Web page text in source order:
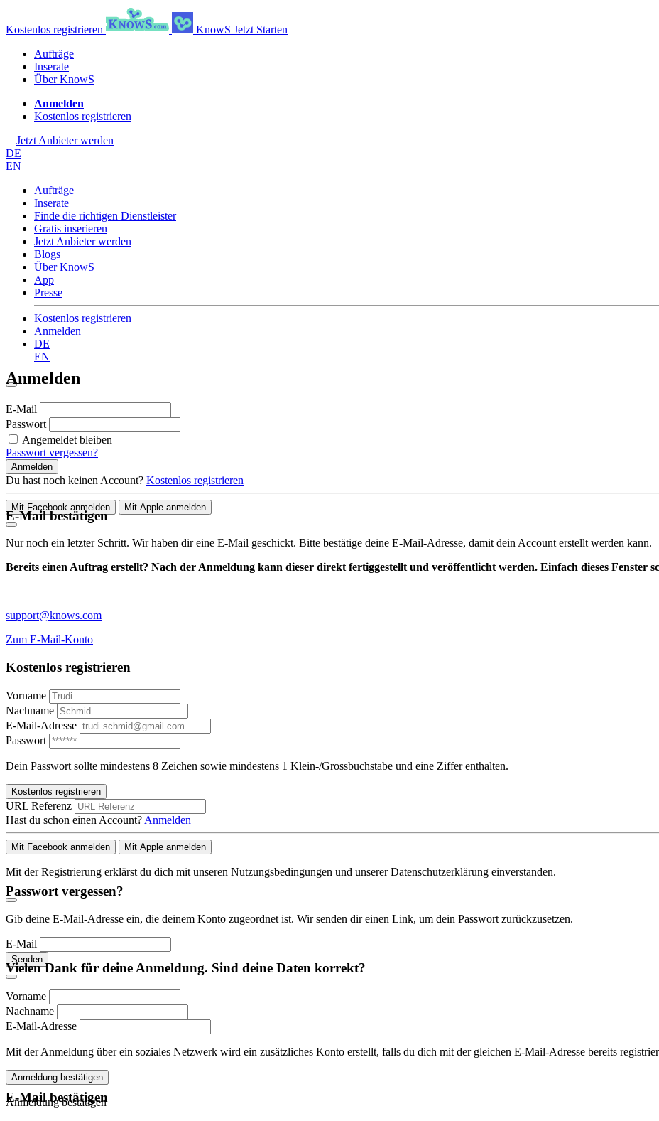
Kostenlos registrieren KnowS Jetzt Starten
Aufträge
Inserate
Über KnowS
Anmelden
Kostenlos registrieren
Jetzt Anbieter werden
DE
EN
Aufträge
Inserate
Finde die richtigen Dienstleister
Gratis inserieren
Jetzt Anbieter werden
Blogs
Über KnowS
App
Presse
Kostenlos registrieren
Anmelden
DE
EN
Anmelden
E-Mail
Passwort
Angemeldet bleiben
Passwort vergessen?
Anmelden
Du hast noch keinen Account? Kostenlos registrieren
Mit Facebook anmelden Mit Apple anmelden
E-Mail bestätigen
Nur noch ein letzter Schritt. Wir haben dir eine E-Mail geschickt. Bitte bestätige deine E-Mail-Adresse, damit dein Account erstellt werden kann.
Bereits einen Auftrag erstellt? Nach der Anmeldung kann dieser direkt fertiggestellt und veröffentlicht werden. Einfach dieses Fenster
support@knows.com
Zum E-Mail-Konto
Kostenlos registrieren
Vorname
Nachname
E-Mail-Adresse
Passwort
Dein Passwort sollte mindestens 8 Zeichen sowie mindestens 1 Klein-/Grossbuchstabe und eine Ziffer enthalten.
Kostenlos registrieren
URL Referenz
Hast du schon einen Account? Anmelden
Mit Facebook anmelden Mit Apple anmelden
Mit der Registrierung erklärst du dich mit unseren Nutzungsbedingungen und unserer Datenschutzerklärung einverstanden.
Passwort vergessen?
Gib deine E-Mail-Adresse ein, die deinem Konto zugeordnet ist. Wir senden dir einen Link, um dein Passwort zurückzusetzen.
E-Mail
Senden
Vielen Dank für deine Anmeldung. Sind deine Daten korrekt?
Vorname
Nachname
E-Mail-Adresse
Mit der Anmeldung über ein soziales Netzwerk wird ein zusätzliches Konto erstellt, falls du dich mit der gleichen E-Mail-Adresse bereits
Anmeldung bestätigen
Anmeldung bestätigen
E-Mail bestätigen